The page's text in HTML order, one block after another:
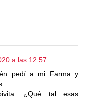
a las 12:57
pedí a mi Farma y
¿Qué tal esas